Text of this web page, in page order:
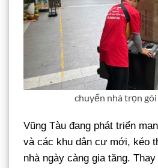
chuyển nhà trọn
Vũng Tàu đang phát triển
và các khu dân cư mới, kéo
nhà ngày càng gia tăng.